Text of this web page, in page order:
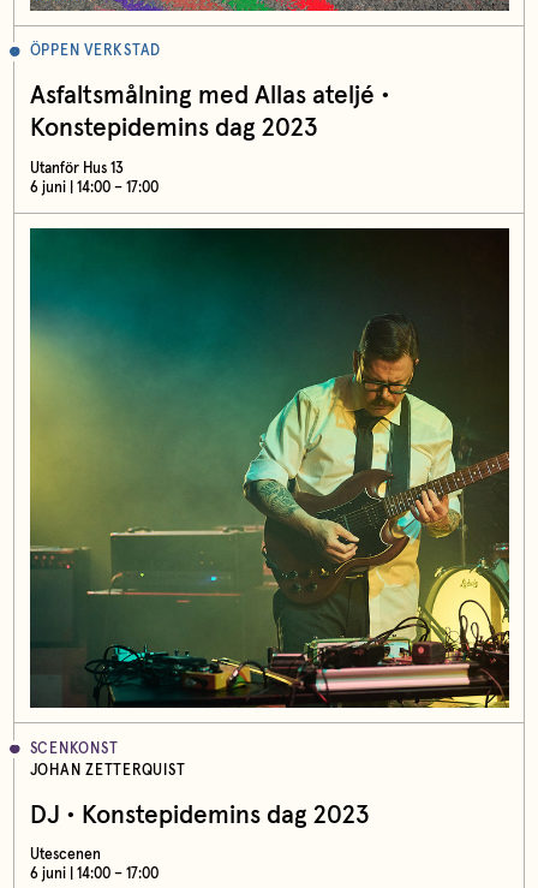
ÖPPEN VERKSTAD
Asfaltsmålning med Allas ateljé •
Konstepidemins dag 2023
Utanför Hus 13
6 juni | 14:00 – 17:00
SCENKONST
JOHAN ZETTERQUIST
DJ • Konstepidemins dag 2023
Utescenen
6 juni | 14:00 – 17:00